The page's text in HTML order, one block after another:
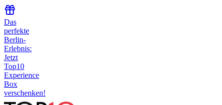
Das
perfekte
Berlin-
Erlebnis:
Jetzt
Top10
Experience
Box
verschenken!